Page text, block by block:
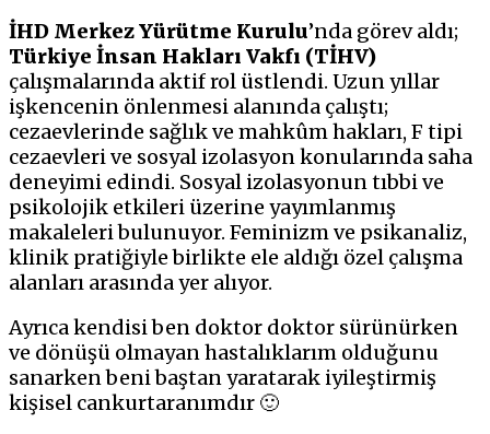
İHD Merkez Yürütme Kurulu’nda görev aldı;
Türkiye İnsan Hakları Vakfı (TİHV)
çalışmalarında aktif rol üstlendi. Uzun yıllar
işkencenin önlenmesi alanında çalıştı;
cezaevlerinde sağlık ve mahkûm hakları, F tipi
cezaevleri ve sosyal izolasyon konularında saha
deneyimi edindi. Sosyal izolasyonun tıbbi ve
psikolojik etkileri üzerine yayımlanmış
makaleleri bulunuyor. Feminizm ve psikanaliz,
klinik pratiğiyle birlikte ele aldığı özel çalışma
alanları arasında yer alıyor.
Ayrıca kendisi ben doktor doktor sürünürken
ve dönüşü olmayan hastalıklarım olduğunu
sanarken beni baştan yaratarak iyileştirmiş
kişisel cankurtaranımdır 🙂